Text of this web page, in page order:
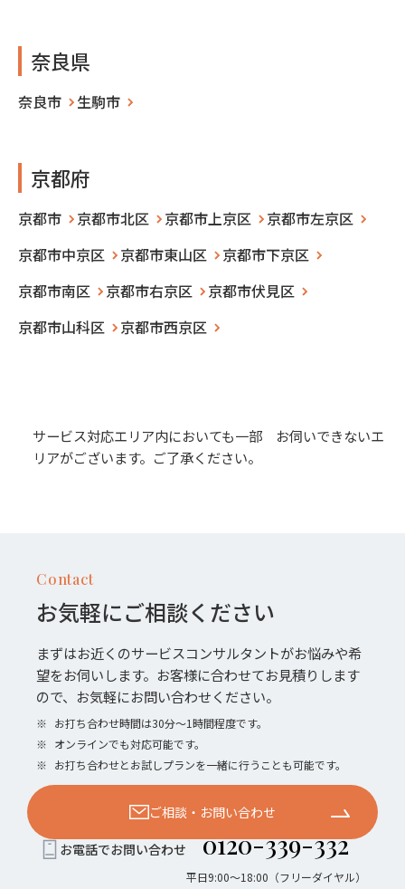
奈良県
奈良市 生駒市
京都府
京都市 京都市北区 京都市上京区
京都市左京区
京都市中京区
京都市東山区
京都市下京区
京都市南区
京都市右京区
京都市伏見区
京都市山科区
京都市西京区
サービス対応エリア内においても一部 お伺いできないエ
リアがございます。ご了承ください。
Contact
お気軽にご相談ください
まずはお近くのサービスコンサルタントがお悩みや希
望をお伺いします。お客様に合わせてお見積りします
ので、お気軽にお問い合わせください。
※ お打ち合わせ時間は30分〜1時間程度です。
※ オンラインでも対応可能です。
※ お打ち合わせとお試しプランを一緒に行うことも可能です。
ご相談・お問い合わせ
お電話でお問い合わせ 0120-339-332
平日9:00〜18:00（フリーダイヤル）